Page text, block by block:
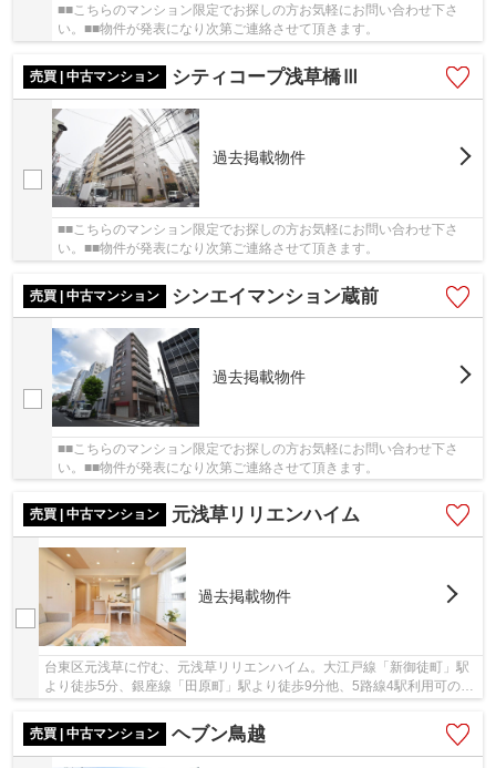
■■こちらのマンション限定でお探しの方お気軽にお問い合わせ下さ
い。■■物件が発表になり次第ご連絡させて頂きます。
売買 | 中古マンション シティコープ浅草橋Ⅲ
過去掲載物件
■■こちらのマンション限定でお探しの方お気軽にお問い合わせ下さ
い。■■物件が発表になり次第ご連絡させて頂きます。
売買 | 中古マンション シンエイマンション蔵前
過去掲載物件
■■こちらのマンション限定でお探しの方お気軽にお問い合わせ下さ
い。■■物件が発表になり次第ご連絡させて頂きます。
売買 | 中古マンション 元浅草リリエンハイム
過去掲載物件
台東区元浅草に佇む、元浅草リリエンハイム。大江戸線「新御徒町」駅
より徒歩5分、銀座線「田原町」駅より徒歩9分他、5路線4駅利用可の好
売買 | 中古マンション
ヘブン鳥越